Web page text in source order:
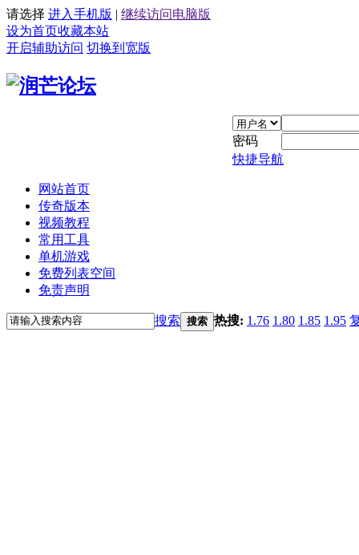
请选择 进入手机版 | 继续访问电脑版
设为首页收藏本站
开启辅助访问 切换到宽版
密码
快捷导航
网站首页
传奇版本
视频教程
常用工具
单机游戏
免费列表空间
免责声明
搜索 搜索 热搜: 1.76 1.80 1.85 1.95